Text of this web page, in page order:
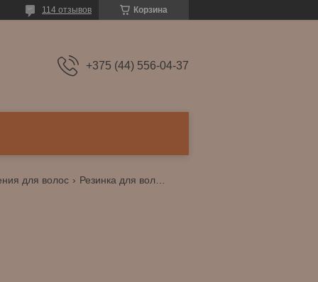
Корзина
114 отзывов
+375 (44) 556-04-37
для волос